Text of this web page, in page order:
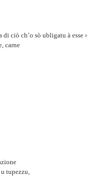
di ciò ch’o sò ubligatu à esse
carne
tupezzu,